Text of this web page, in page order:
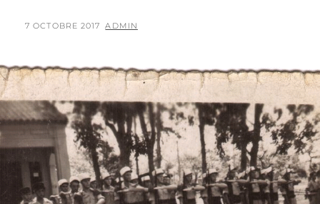
DESSINS
POSTED
7 OCTOBRE 2017 BY
ADMIN